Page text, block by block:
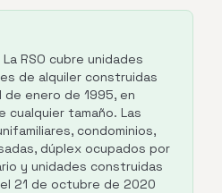
RSO cubre unidades
de alquiler construidas
de enero de 1995, en
cualquier tamaño. Las
condominios,
dúplex ocupados por
y unidades construidas
21 de octubre de 2020